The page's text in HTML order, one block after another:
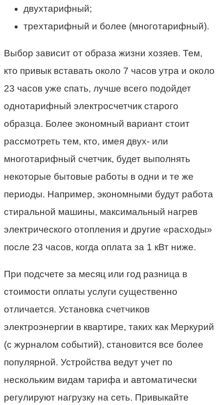
двухтарифный;
трехтарифный и более (многотарифный).
Выбор зависит от образа жизни хозяев. Тем,
кто привык вставать около 7 часов утра и около
23 часов уже спать, лучше всего подойдет
однотарифный электросчетчик старого
образца. Более экономный вариант стоит
рассмотреть тем, кто, имея двух- или
многотарифный счетчик, будет выполнять
некоторые бытовые работы в одни и те же
периоды. Например, экономными будут работа
стиральной машины, максимальный нагрев
электрического отопления и другие «расходы»
после 23 часов, когда оплата за 1 кВт ниже.
При подсчете за месяц или год разница в
стоимости оплаты услуги существенно
отличается. Установка счетчиков
электроэнергии в квартире, таких как Меркурий
(с журналом событий), становится все более
популярной. Устройства ведут учет по
нескольким видам тарифа и автоматически
регулируют нагрузку на сеть. Привыкайте